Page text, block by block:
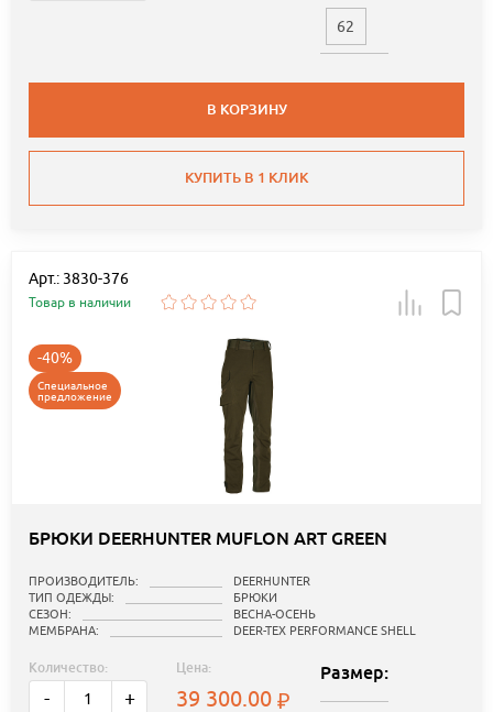
62
В КОРЗИНУ
КУПИТЬ В 1 КЛИК
Арт.: 3830-376
Товар в наличии
-40%
Специальное
предложение
БРЮКИ DEERHUNTER MUFLON ART GREEN
ПРОИЗВОДИТЕЛЬ:
DEERHUNTER
ТИП ОДЕЖДЫ:
БРЮКИ
СЕЗОН:
ВЕСНА-ОСЕНЬ
МЕМБРАНА:
DEER-TEX PERFORMANCE SHELL
Количество:
- +
Цена:
39 300.00
Размер: